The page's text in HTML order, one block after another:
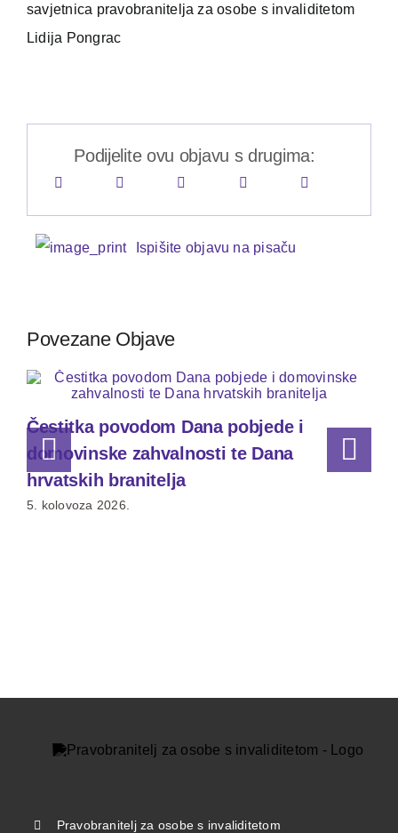
savjetnica pravobranitelja za osobe s invaliditetom
Lidija Pongrac
Podijelite ovu objavu s drugima:
Ispišite objavu na pisaču
Povezane Objave
Čestitka povodom Dana pobjede i
domovinske zahvalnosti te Dana
hrvatskih branitelja
5. kolovoza 2026.
Pravobranitelj za osobe s invaliditetom